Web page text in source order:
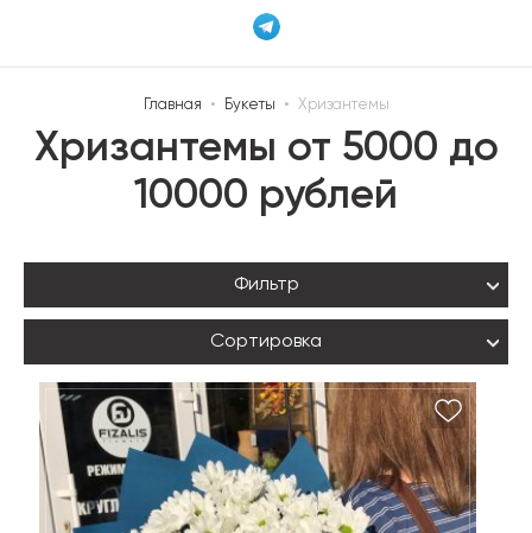
Главная • Букеты • Хризантемы
Хризантемы от 5000 до
10000 рублей
Фильтр
Сортировка